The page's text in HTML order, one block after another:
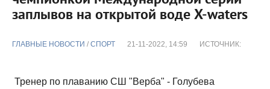
заплывов на открытой воде X-waters
ГЛАВНЫЕ НОВОСТИ / CПОРТ 21-11-2022, 14:59 ИСТОЧНИК:
Тренер по плаванию СШ "Верба" - Голубева